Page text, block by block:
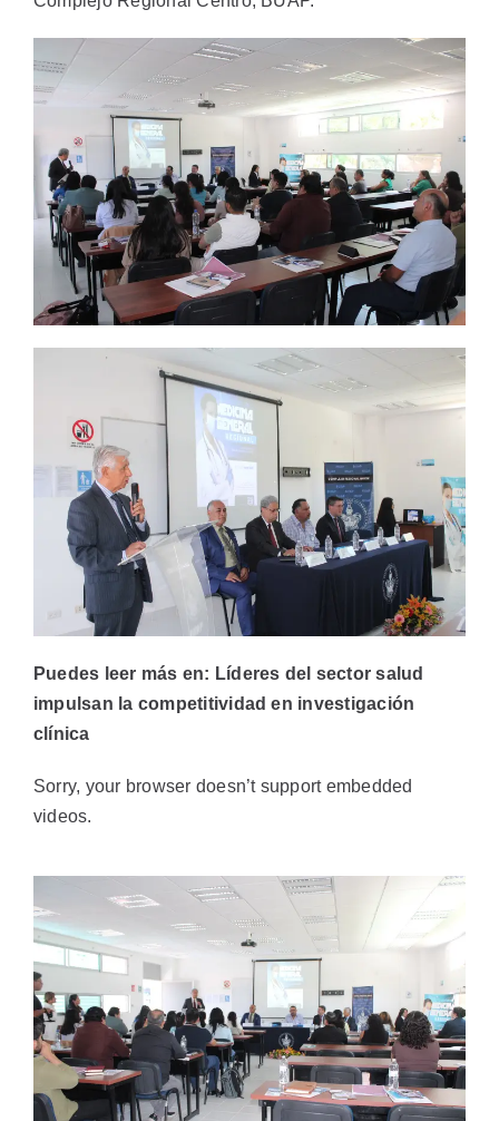
Puedes leer más en: Líderes del sector salud
impulsan la competitividad en investigación
clínica
Sorry, your browser doesn’t support embedded
videos.